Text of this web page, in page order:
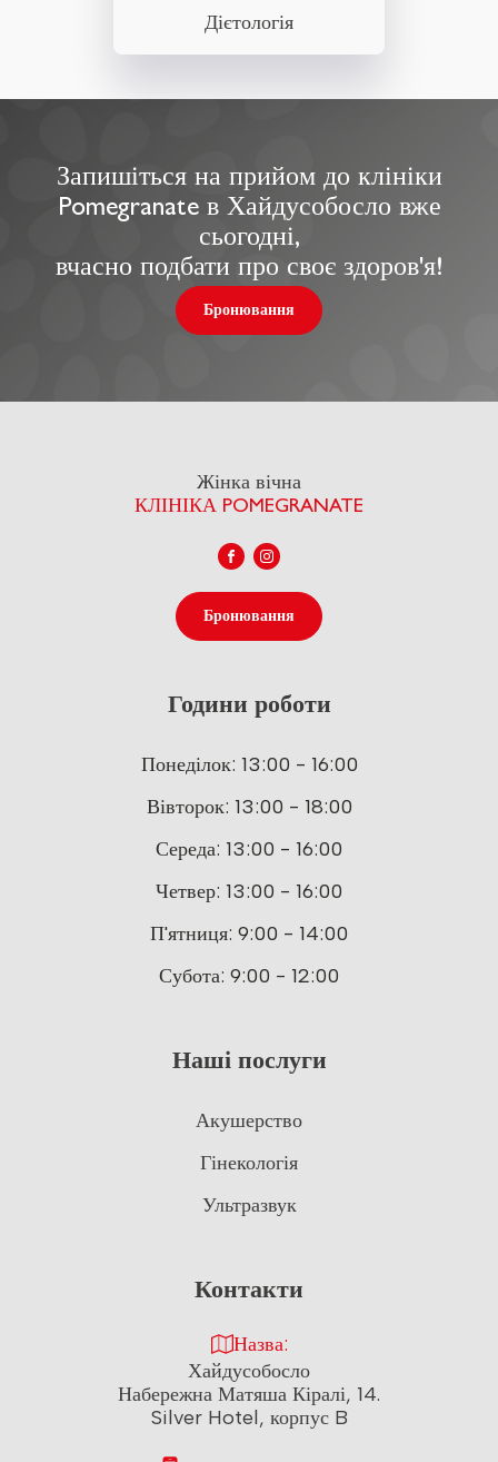
Дієтологія
Запишіться на прийом до клініки
Pomegranate в Хайдусобосло вже
сьогодні,
вчасно подбати про своє здоров'я!
Бронювання
Жінка вічна
КЛІНІКА POMEGRANATE
Бронювання
Години роботи
Понеділок: 13:00 - 16:00
Вівторок: 13:00 - 18:00
Середа: 13:00 - 16:00
Четвер: 13:00 - 16:00
П'ятниця: 9:00 - 14:00
Субота: 9:00 - 12:00
Наші послуги
Акушерство
Гінекологія
Ультразвук
Контакти
Назва:
Хайдусобосло
Набережна Матяша Кіралі, 14.
Silver Hotel, корпус B